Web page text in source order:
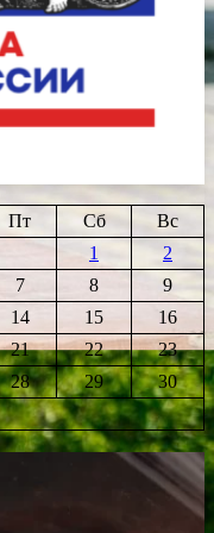
Пт Сб
Вс
1
2
7 8
9
14 15
16
21 22
23
28 29
30